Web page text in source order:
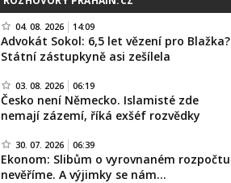
04. 08. 2026 14:09
Advokát Sokol: 6,5 let vězení pro Blažka?
Státní zástupkyně asi zešílela
03. 08. 2026 06:19
Česko není Německo. Islamisté zde
nemají zázemí, říká exšéf rozvědky
30. 07. 2026 06:39
Ekonom: Slibům o vyrovnaném rozpočtu
nevěříme. A výjimky se nám…